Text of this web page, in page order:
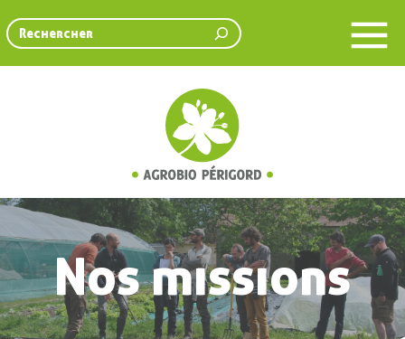
Rechercher
Nos missions